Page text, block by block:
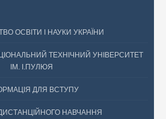
ОСВІТИ І НАУКИ УКРАЇНИ
ТЕХНІЧНИЙ УНІВЕРСИТЕТ
ІМ. І.ПУЛЮЯ
ДЛЯ ВСТУПУ
НАВЧАННЯ